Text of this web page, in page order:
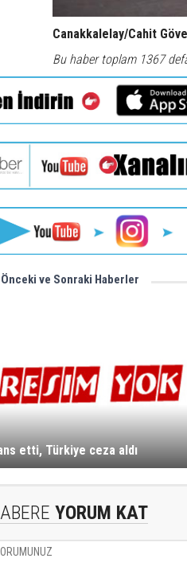
Canakkalelay/Cahit
Bu haber toplam 1367
Önceki ve Sonraki Haberler
etti, Türkiye ceza aldı
YORUM KAT